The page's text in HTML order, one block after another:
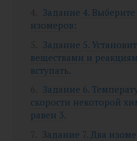
Задание 4.
изомеров:
Задание 5.
веществами и
вступать.
Задание 6.
скорости некоторой
равен 3.
Задание 7. Два